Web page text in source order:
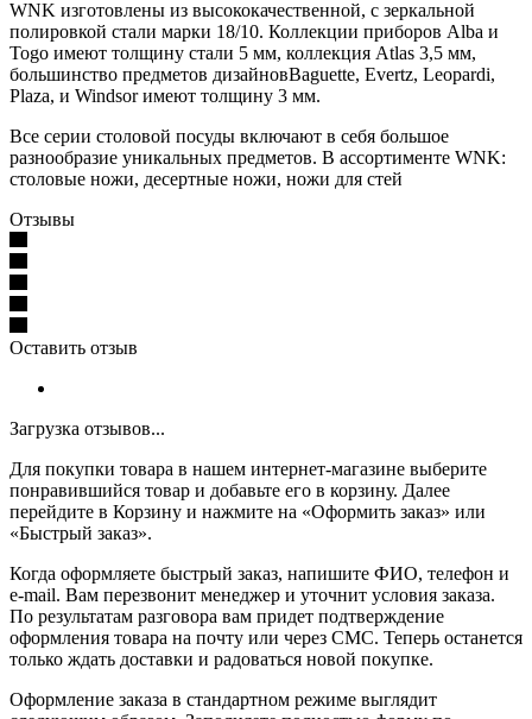
WNK изготовлены из высококачественной, с зеркальной
полировкой стали марки 18/10. Коллекции приборов Alba и
Togo имеют толщину стали 5 мм, коллекция Atlas 3,5 мм,
большинство предметов дизайновBaguette, Evertz, Leopardi,
Plaza, и Windsor имеют толщину 3 мм.
Все серии столовой посуды включают в себя большое
разнообразие уникальных предметов. В ассортименте WNK:
столовые ножи, десертные ножи, ножи для стей
Отзывы
Оставить отзыв
Загрузка отзывов...
Для покупки товара в нашем интернет-магазине выберите
понравившийся товар и добавьте его в корзину. Далее
перейдите в Корзину и нажмите на «Оформить заказ» или
«Быстрый заказ».
Когда оформляете быстрый заказ, напишите ФИО, телефон и
e-mail. Вам перезвонит менеджер и уточнит условия заказа.
По результатам разговора вам придет подтверждение
оформления товара на почту или через СМС. Теперь останется
только ждать доставки и радоваться новой покупке.
Оформление заказа в стандартном режиме выглядит